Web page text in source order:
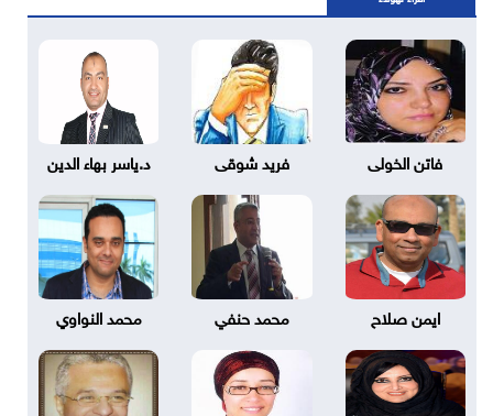
فاتن الخولى فريد شوقى د.ياسر بهاء الدين
ايمن صلاح محمد حنفي محمد النواوي